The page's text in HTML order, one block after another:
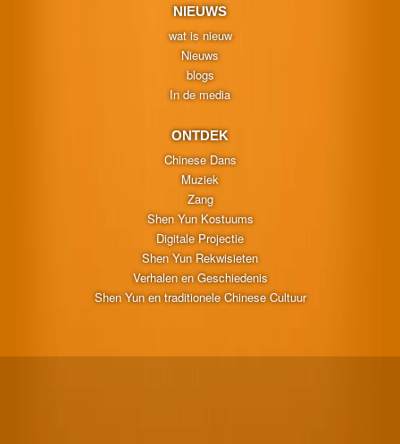
NIEUWS
wat is nieuw
Nieuws
blogs
In de media
ONTDEK
Chinese Dans
Muziek
Zang
Shen Yun Kostuums
Digitale Projectie
Shen Yun Rekwisieten
Verhalen en Geschiedenis
Shen Yun en traditionele Chinese Cultuur